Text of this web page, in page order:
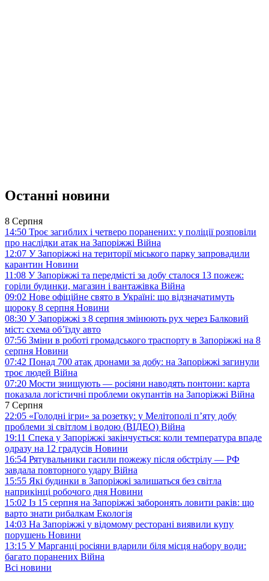
Останні новини
8 Серпня
14:50 Троє загиблих і четверо поранених: у поліції розповіли
про наслідки атак на Запоріжжі Війна
12:07 У Запоріжжі на території міського парку запровадили
карантин Новини
11:08 У Запоріжжі та передмісті за добу сталося 13 пожеж:
горіли будинки, магазин і вантажівка Війна
09:02 Нове офіційне свято в Україні: що відзначатимуть
щороку 8 серпня Новини
08:30 У Запоріжжі з 8 серпня змінюють рух через Балковий
міст: схема об’їзду авто
07:56 Зміни в роботі громадського траспорту в Запоріжжі на 8
серпня Новини
07:42 Понад 700 атак дронами за добу: на Запоріжжі загинули
троє людей Війна
07:20 Мости знищують — росіяни наводять понтони: карта
показала логістичні проблеми окупантів на Запоріжжі Війна
7 Серпня
22:05 «Голодні ігри» за розетку: у Мелітополі п’яту добу
проблеми зі світлом і водою (ВІДЕО) Війна
19:11 Спека у Запоріжжі закінчується: коли температура впаде
одразу на 12 градусів Новини
16:54 Рятувальники гасили пожежу після обстрілу — РФ
завдала повторного удару Війна
15:55 Які будинки в Запоріжжі залишаться без світла
наприкінці робочого дня Новини
15:02 Із 15 серпня на Запоріжжі заборонять ловити раків: що
варто знати рибалкам Екологія
14:03 На Запоріжжі у відомому ресторані виявили купу
порушень Новини
13:15 У Марганці росіяни вдарили біля місця набору води:
багато поранених Війна
Всі новини